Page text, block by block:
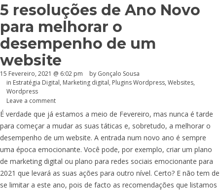
5 resoluções de Ano Novo
para melhorar o
desempenho de um
website
15 Fevereiro, 2021 @ 6:02 pm by Gonçalo Sousa
in Estratégia Digital, Marketing digital, Plugins Wordpress, Websites,
Wordpress
Leave a comment
É verdade que já estamos a meio de Fevereiro, mas nunca é tarde
para começar a mudar as suas táticas e, sobretudo, a melhorar o
desempenho de um website. A entrada num novo ano é sempre
uma época emocionante. Você pode, por exemplo, criar um plano
de marketing digital ou plano para redes sociais emocionante para
2021 que levará as suas ações para outro nível. Certo? E não tem de
se limitar a este ano, pois de facto as recomendações que listamos